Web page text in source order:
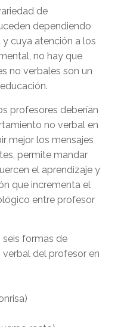
de
dependiendo
cuya atención a los
no hay que
no verbales son un
profesores deberían
no verbal en
mejor los mensajes
permite mandar
el aprendizaje y
que incrementa el
entre profesor
seis formas de
del profesor en